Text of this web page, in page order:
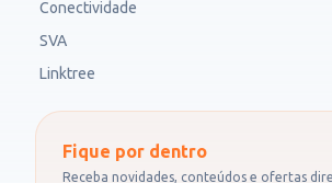
Conectividade
SVA
Linktree
Fique por dentro
Receba novidades, conteúdos e ofertas